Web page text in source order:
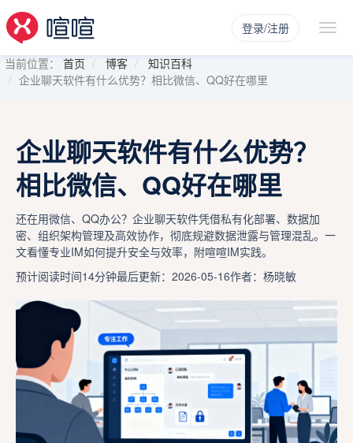
登录/注册
当前位置： 首页 博客
知识百科
企业聊天软件有什么优势？相比微信、QQ好在哪里
企业聊天软件有什么优势？
相比微信、QQ好在哪里
还在用微信、QQ办公？企业聊天软件凭借私有化部署、数据加
密、组织架构管理及高效协作，彻底规避数据泄露与管理混乱。一
文看懂专业IM如何提升安全与效率，附喧喧IM实践。
预计阅读时间14分钟最后更新：2026-05-16作者：杨晓敏